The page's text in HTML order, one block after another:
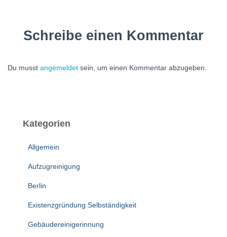
Schreibe einen Kommentar
Du musst angemeldet sein, um einen Kommentar abzugeben.
Kategorien
Allgemein
Aufzugreinigung
Berlin
Existenzgründung Selbständigkeit
Gebäudereinigerinnung